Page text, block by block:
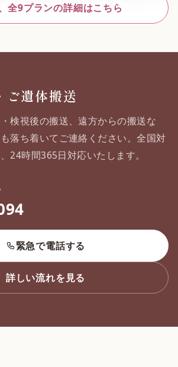
全9プランの詳細はこちら
ご遺体搬送
検視後の搬送、遠方からの搬送な
落ち着いてご連絡ください。全国対
24時間365日対応いたします。
緊急で電話する
詳しい流れを見る